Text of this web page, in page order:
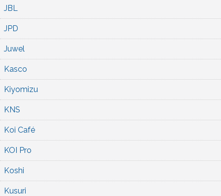
JBL
JPD
Juwel
Kasco
Kiyomizu
KNS
Koi Café
KOI Pro
Koshi
Kusuri